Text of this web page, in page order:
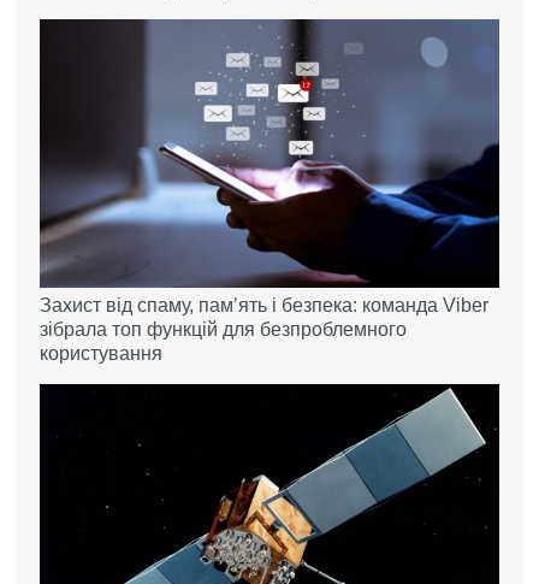
Захист від спаму, памʼять і безпека: команда Viber
зібрала топ функцій для безпроблемного
користування